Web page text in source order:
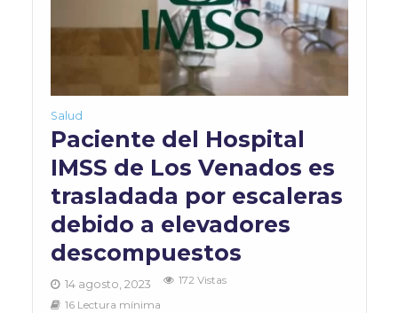
Salud
Paciente del Hospital
IMSS de Los Venados es
trasladada por escaleras
debido a elevadores
descompuestos
14 agosto, 2023
172 Vistas
16 Lectura mínima